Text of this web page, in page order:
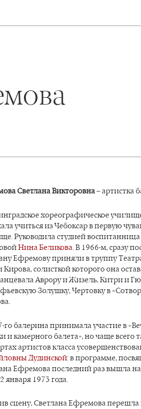
Светлана Викторовна– артистка
хореографическое
учиться из Чебоксар в первую
Руководила студией
Нина Беликова. В 1966-м, сразу
Ефремову приняли в труппу
солисткой которого она
Аврору и Жизель, Китри и
Золушку, Чертовку в
го балерина принимала участие в
и камерного балета», но чаще всего
артистов класса
Дудинской: в программе,
Ефремова последний раз вышла
января 1973 года.
сцену, Светлана Ефремова перешла